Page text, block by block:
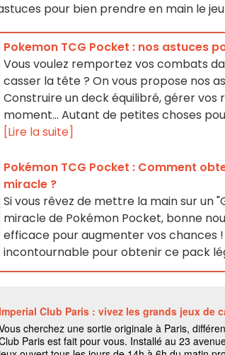
pour bien prendre en main le
Pokemon TCG Pocket : nos astuces
Vous voulez remportez vos combats
casser la tête ? On vous propose nos
Construire un deck équilibré, gérer
moment... Autant de petites choses
[Lire la suite]
Pokémon TCG Pocket : Comment
miracle ?
Si vous rêvez de mettre la main sur un
miracle de Pokémon Pocket, bonne
efficace pour augmenter vos chances
incontournable pour obtenir ce pack